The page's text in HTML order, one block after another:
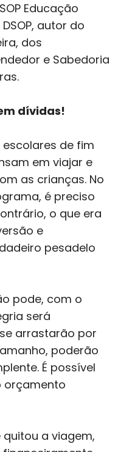
Educação
autor do
dos
e Sabedoria
dívidas!
de fim
em viajar e
as crianças. No
é preciso
o que era
e
pesadelo
pode, com o
será
arrastarão por
poderão
É possível
orçamento
quitou a viagem,